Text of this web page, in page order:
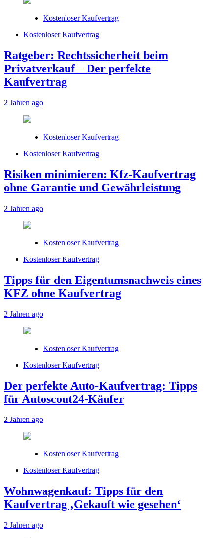
Kostenloser Kaufvertrag
Kostenloser Kaufvertrag
Ratgeber: Rechtssicherheit beim
Privatverkauf – Der perfekte
Kaufvertrag
2 Jahren ago
Kostenloser Kaufvertrag
Kostenloser Kaufvertrag
Risiken minimieren: Kfz-Kaufvertrag
ohne Garantie und Gewährleistung
2 Jahren ago
Kostenloser Kaufvertrag
Kostenloser Kaufvertrag
Tipps für den Eigentumsnachweis eines
KFZ ohne Kaufvertrag
2 Jahren ago
Kostenloser Kaufvertrag
Kostenloser Kaufvertrag
Der perfekte Auto-Kaufvertrag: Tipps
für Autoscout24-Käufer
2 Jahren ago
Kostenloser Kaufvertrag
Kostenloser Kaufvertrag
Wohnwagenkauf: Tipps für den
Kaufvertrag ‚Gekauft wie gesehen‘
2 Jahren ago